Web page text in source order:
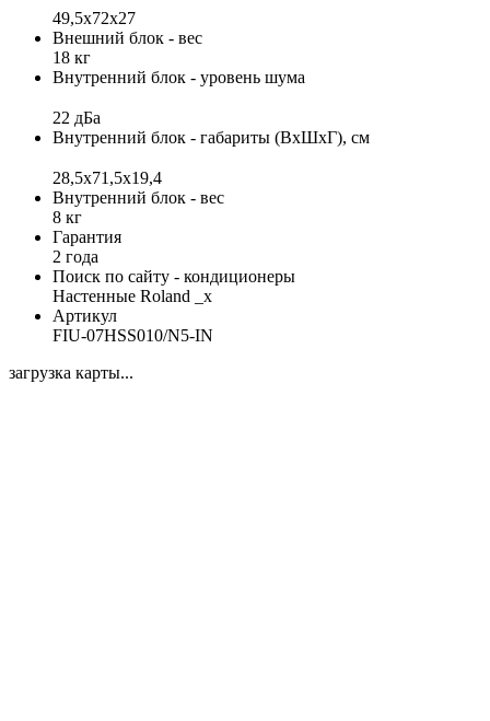
49,5х72х27
Внешний блок - вес
18 кг
Внутренний блок - уровень шума
22 дБа
Внутренний блок - габариты (ВхШхГ), см
28,5x71,5x19,4
Внутренний блок - вес
8 кг
Гарантия
2 года
Поиск по сайту - кондиционеры
Настенные Roland _x
Артикул
FIU-07HSS010/N5-IN
загрузка карты...